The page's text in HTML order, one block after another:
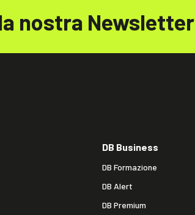
nostra Newsletter
DB Business
DB Formazione
DB Alert
DB Premium